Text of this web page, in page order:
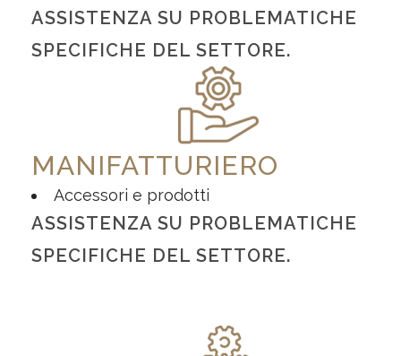
ASSISTENZA SU PROBLEMATICHE
SPECIFICHE DEL SETTORE.
MANIFATTURIERO
Accessori e prodotti
ASSISTENZA SU PROBLEMATICHE
SPECIFICHE DEL SETTORE.